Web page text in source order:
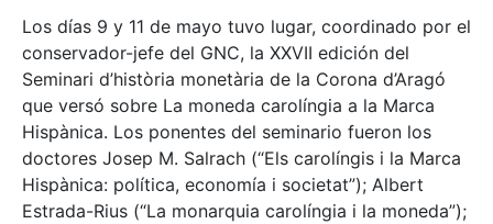
Los días 9 y 11 de mayo tuvo lugar, coordinado por el
conservador-jefe del GNC, la XXVII edición del
Seminari d’història monetària de la Corona d’Aragó
que versó sobre La moneda carolíngia a la Marca
Hispànica. Los ponentes del seminario fueron los
doctores Josep M. Salrach (“Els carolíngis i la Marca
Hispànica: política, economía i societat”); Albert
Estrada-Rius (“La monarquia carolíngia i la moneda”);